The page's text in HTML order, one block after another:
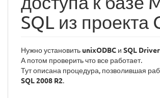
SQL из проекта
Нужно установить unixODBC и SQL Driver
А потом проверить что все работает.
Тут описана процедура, позволившая
SQL 2008 R2.